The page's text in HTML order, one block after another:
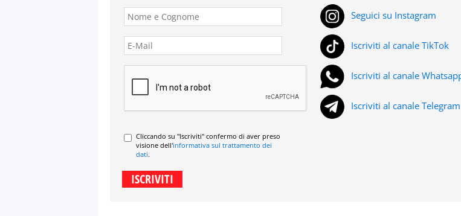
Cliccando su "Iscriviti" confermo di aver preso
visione dell'informativa sul trattamento dei
dati.
Seguici su Instagram
Iscriviti al canale TikTok
Iscriviti al canale
Iscriviti al canale Telegram